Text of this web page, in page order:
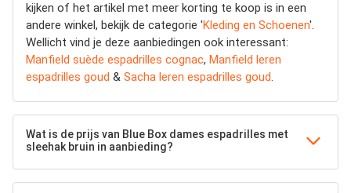
kijken of het artikel met meer korting te koop is in een
andere winkel, bekijk de categorie 'Kleding en Schoenen'.
Wellicht vind je deze aanbiedingen ook interessant:
Manfield suède espadrilles cognac, Manfield leren
espadrilles goud & Sacha leren espadrilles goud.
Wat is de prijs van Blue Box dames espadrilles met
sleehak bruin in aanbieding?